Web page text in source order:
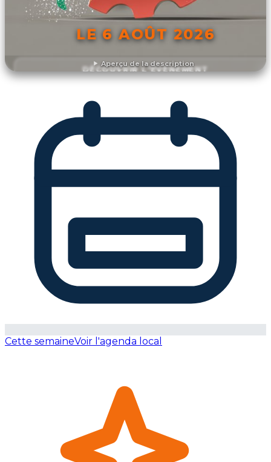
Aperçu de la description
LE 6 AOÛT 2026
DÉCOUVRIR L'ÉVÉNEMENT
Cette semaineVoir l'agenda local